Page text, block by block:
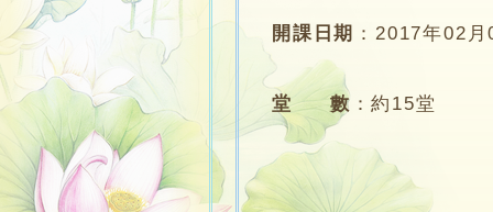
開課日期 ：2017年02月
堂 數 ：約15堂